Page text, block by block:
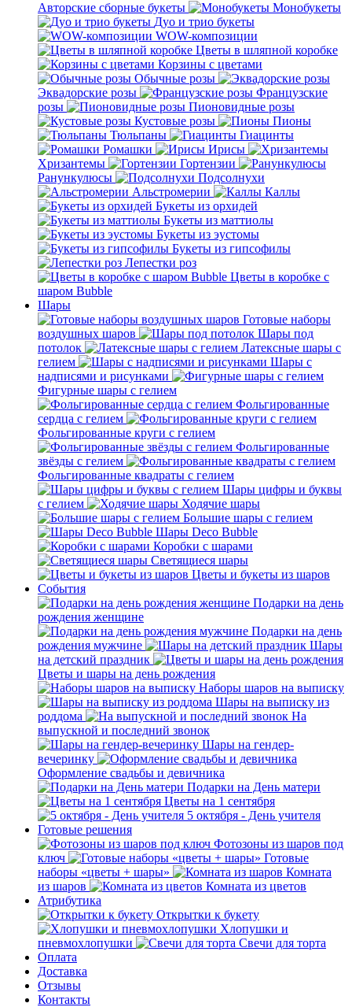
Авторские сборные букеты
Монобукеты
Дуо и трио букеты
WOW-композиции
Цветы в шляпной коробке
Корзины с цветами
Обычные розы
Эквадорские розы
Французские
розы
Пионовидные розы
Кустовые розы
Пионы
Тюльпаны
Гиацинты
Ромашки
Ирисы
Хризантемы
Гортензии
Ранункулюсы
Подсолнухи
Альстромерии
Каллы
Букеты из орхидей
Букеты из маттиолы
Букеты из эустомы
Букеты из гипсофилы
Лепестки роз
Цветы в коробке с
шаром Bubble
Шары
Готовые наборы
воздушных шаров
Шары под
потолок
Латексные шары с
гелием
Шары с
надписями и рисунками
Фигурные шары с гелием
Фольгированные
сердца с гелием
Фольгированные круги с гелием
Фольгированные
звёзды с гелием
Фольгированные квадраты с гелием
Шары цифры и буквы
с гелием
Ходячие шары
Большие шары с гелием
Шары Deco Bubble
Коробки с шарами
Светящиеся шары
Цветы и букеты из шаров
События
Подарки на день
рождения женщине
Подарки на день
рождения мужчине
Шары
на детский праздник
Цветы и шары на день рождения
Наборы шаров на выписку
Шары на выписку из
роддома
На
выпускной и последний звонок
Шары на гендер-
вечеринку
Оформление свадьбы и девичника
Подарки на День матери
Цветы на 1 сентября
5 октября - День учителя
Готовые решения
Фотозоны из шаров под
ключ
Готовые
наборы «цветы + шары»
Комната
из шаров
Комната из цветов
Атрибутика
Открытки к букету
Хлопушки и
пневмохлопушки
Свечи для торта
Оплата
Доставка
Отзывы
Контакты